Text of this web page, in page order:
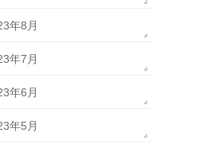
年8月
年7月
年6月
年5月